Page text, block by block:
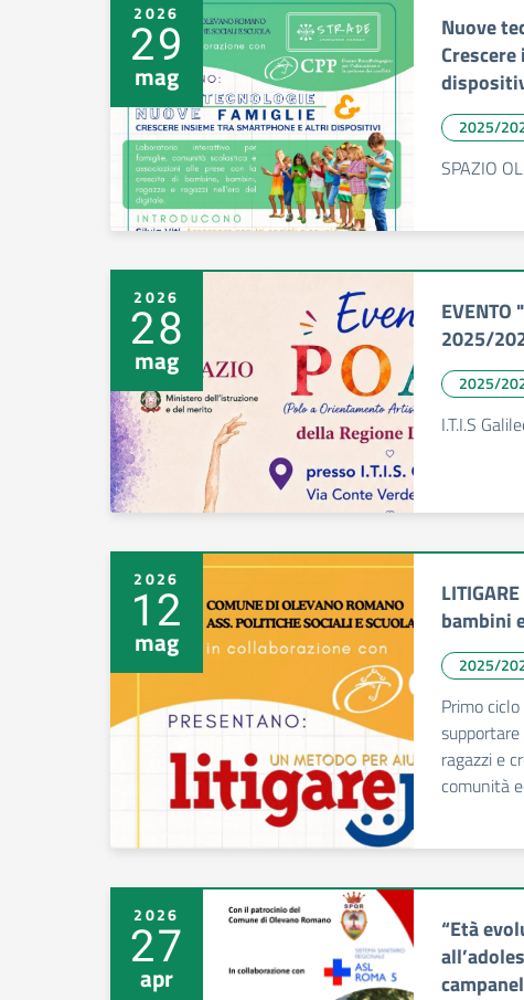
2026
29
mag
Nuove
2025/
SPAZIO
2026
28
mag
2025/
2025/
I.T.I.S
2026
12
mag
bambini
2025/
Primo
ragazzi e
comunità
2026
27
apr
“Età